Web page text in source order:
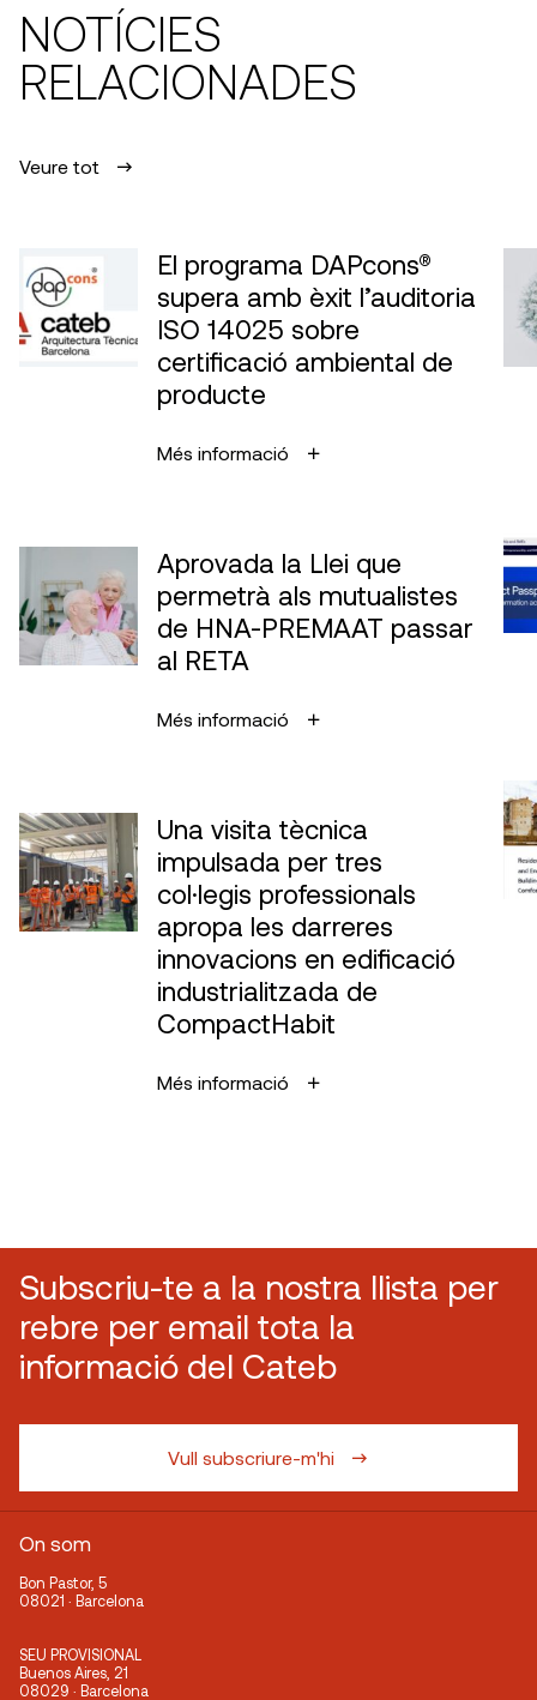
NOTÍCIES
RELACIONADES
Veure tot
El programa DAPcons®
supera amb èxit l’auditoria
ISO 14025 sobre
certificació ambiental de
producte
Més informació
Aprovada la Llei que
permetrà als mutualistes
de HNA-PREMAAT passar
al RETA
Més informació
Una visita tècnica
impulsada per tres
col·legis professionals
apropa les darreres
innovacions en edificació
industrialitzada de
CompactHabit
Més informació
Subscriu-te a la nostra llista per
rebre per email tota la
informació del Cateb
Vull subscriure-m'hi
On som
Bon Pastor, 5
08021 · Barcelona
SEU PROVISIONAL
Buenos Aires, 21
08029 · Barcelona